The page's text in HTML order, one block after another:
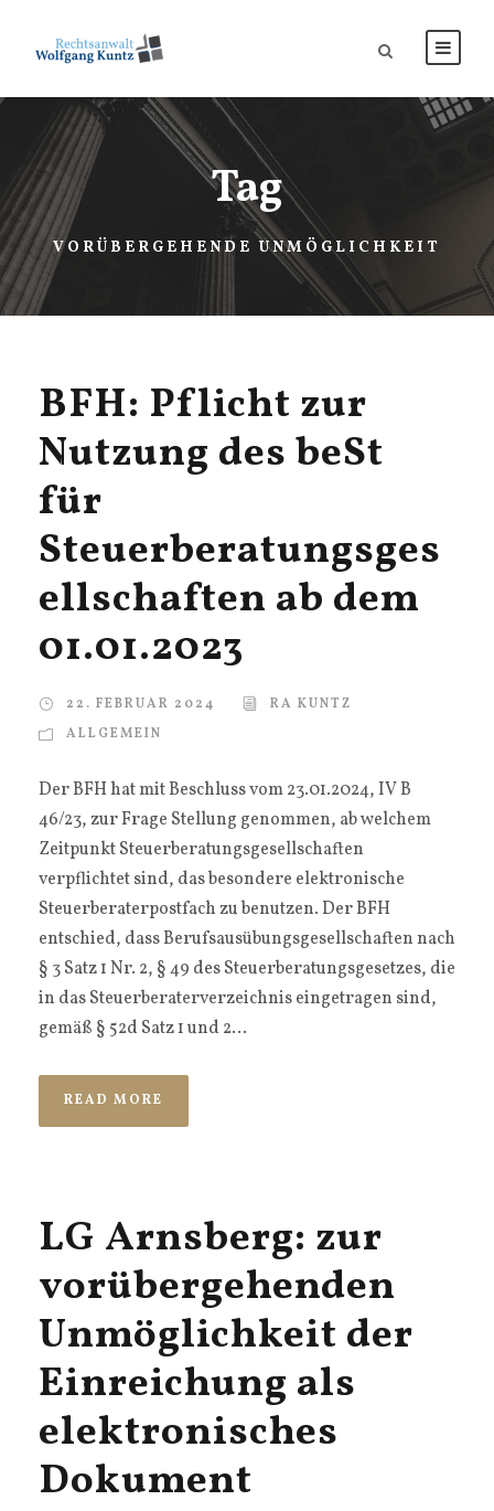
Tag
VORÜBERGEHENDE UNMÖGLICHKEIT
BFH: Pflicht zur
Nutzung des beSt
für
Steuerberatungsges
ellschaften ab dem
01.01.2023
22. FEBRUAR 2024
RA KUNTZ
ALLGEMEIN
Der BFH hat mit Beschluss vom 23.01.2024, IV B
46/23, zur Frage Stellung genommen, ab welchem
Zeitpunkt Steuerberatungsgesellschaften
verpflichtet sind, das besondere elektronische
Steuerberaterpostfach zu benutzen. Der BFH
entschied, dass Berufsausübungsgesellschaften nach
§ 3 Satz 1 Nr. 2, § 49 des Steuerberatungsgesetzes, die
in das Steuerberaterverzeichnis eingetragen sind,
gemäß § 52d Satz 1 und 2...
READ MORE
LG Arnsberg: zur
vorübergehenden
Unmöglichkeit der
Einreichung als
elektronisches
Dokument